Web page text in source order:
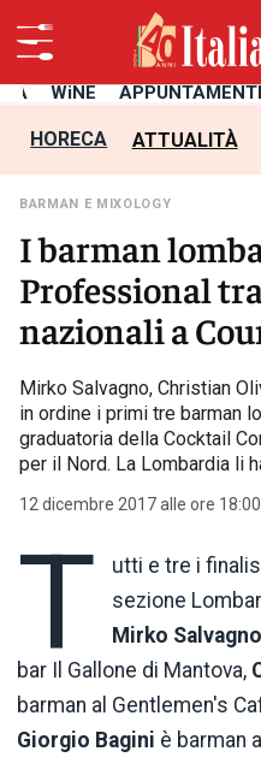
WiNE APPUNTAMENTI
HORECA ATTUALITÀ
BARMAN E MIXOLOGY
I barman
Professional
nazionali a
Mirko Salvagno, Christian
in ordine i primi tre barman
graduatoria della Cocktail
per il Nord. La Lombardia li
12 dicembre 2017 alle ore 18:00
T
utti e tre i
sezione
Mirko Salvagno
bar Il Gallone di Mantova,
barman al Gentlemen's
Giorgio Bagini è barman